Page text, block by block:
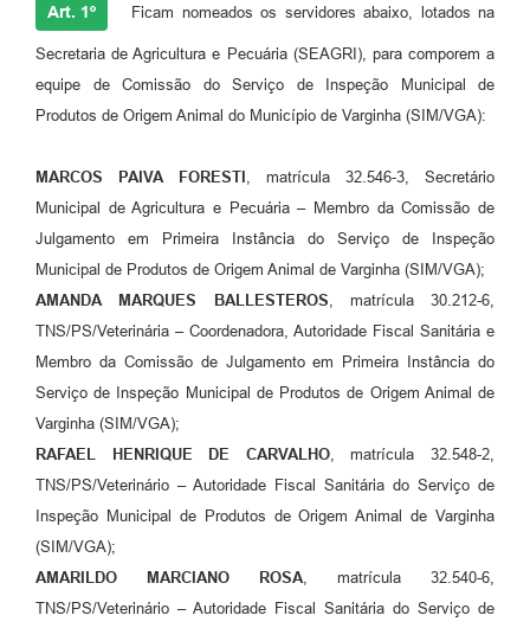
Art. 1º Ficam nomeados os servidores abaixo, lotados na
Secretaria de Agricultura e Pecuária (SEAGRI), para comporem a
equipe de Comissão do Serviço de Inspeção Municipal de
Produtos de Origem Animal do Município de Varginha (SIM/VGA):
MARCOS PAIVA FORESTI
, matrícula 32.546-3, Secretário
Municipal de Agricultura e Pecuária – Membro da Comissão de
Julgamento em Primeira Instância do Serviço de Inspeção
Municipal de Produtos de Origem Animal de Varginha (SIM/VGA);
AMANDA MARQUES BALLESTEROS , matrícula 30.212-6,
TNS/PS/Veterinária – Coordenadora, Autoridade Fiscal Sanitária e
Membro da Comissão de Julgamento em Primeira Instância do
Serviço de Inspeção Municipal de Produtos de Origem Animal de
Varginha (SIM/VGA);
RAFAEL HENRIQUE DE CARVALHO, matrícula 32.548-2,
TNS/PS/Veterinário – Autoridade Fiscal Sanitária do Serviço de
Inspeção Municipal de Produtos de Origem Animal de Varginha
(SIM/VGA);
AMARILDO MARCIANO ROSA , matrícula 32.540-6,
TNS/PS/Veterinário – Autoridade Fiscal Sanitária do Serviço de